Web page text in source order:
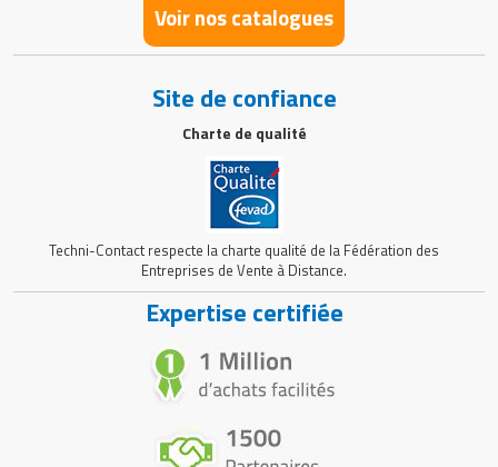
Voir nos catalogues
Site de confiance
Charte de qualité
Techni-Contact respecte la charte qualité de la Fédération des
Entreprises de Vente à Distance.
Expertise certifiée